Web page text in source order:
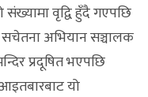
वृद्वि हुँदै गएपछि
सचेतना अभियान सञ्चालक
प्रदूषित भएपछि
यो